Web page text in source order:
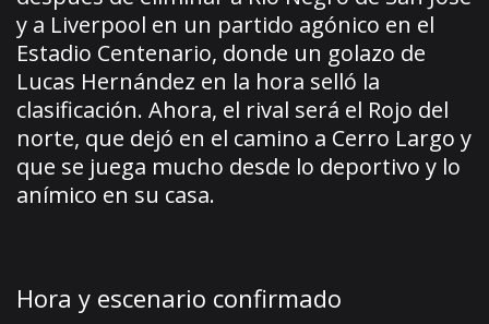
y a Liverpool en un partido agónico en el
Estadio Centenario, donde un golazo de
Lucas Hernández en la hora selló la
clasificación. Ahora, el rival será el Rojo del
norte, que dejó en el camino a Cerro Largo y
que se juega mucho desde lo deportivo y lo
anímico en su casa.
Hora y escenario confirmado